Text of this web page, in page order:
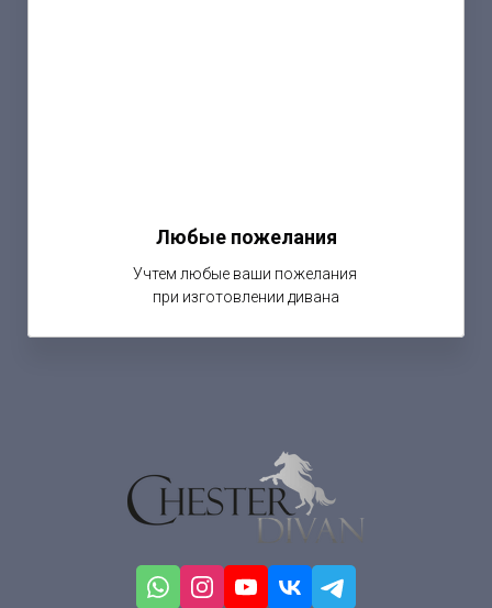
Любые пожелания
Учтем любые ваши пожелания
при изготовлении дивана